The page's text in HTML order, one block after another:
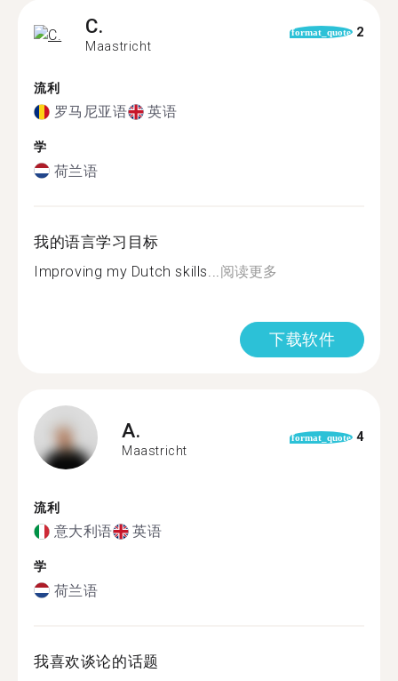
C.
Maastricht
format_quote 2
流利
罗马尼亚语 英语
学
荷兰语
我的语言学习目标
Improving my Dutch skills... 阅读更多
下载软件
A.
Maastricht
format_quote 4
流利
意大利语 英语
学
荷兰语
我喜欢谈论的话题